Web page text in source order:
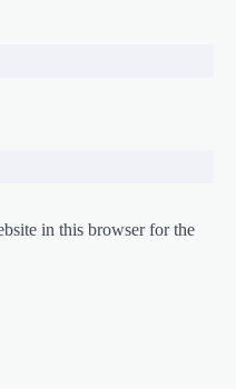
in this browser for the